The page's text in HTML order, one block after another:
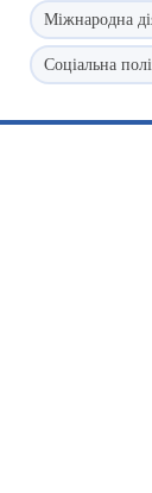
Міжнародна
Соціальна